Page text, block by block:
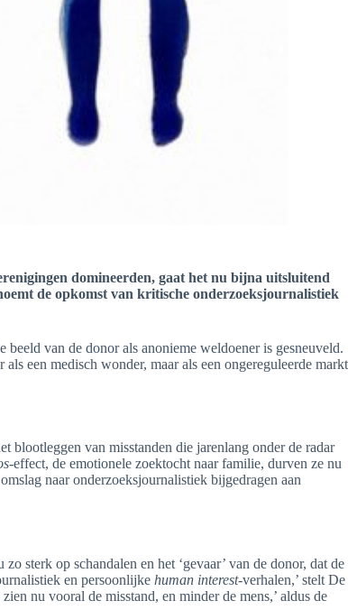
domineerden, gaat het nu bijna uitsluitend
de opkomst van kritische onderzoeksjournalistiek
beeld van de donor als anonieme weldoener is gesneuveld.
een medisch wonder, maar als een ongereguleerde markt
blootleggen van misstanden die jarenlang onder de radar
-effect, de emotionele zoektocht naar familie, durven ze nu
naar onderzoeksjournalistiek bijgedragen aan
sterk op schandalen en het ‘gevaar’ van de donor, dat de
en persoonlijke human interest-verhalen,’ stelt De
zien nu vooral de misstand, en minder de mens,’ aldus de